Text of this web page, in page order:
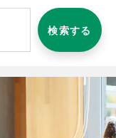
検索する